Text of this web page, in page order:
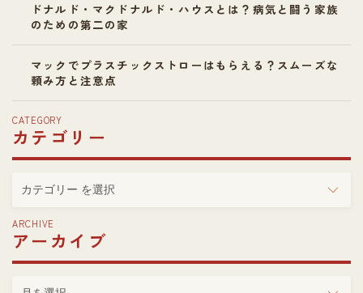
ドナルド・マクドナルド・ハウスとは？病気と闘う家族
のための第二の家
マックでプラスチックストローはもらえる？スムーズな
頼み方と注意点
CATEGORY
カテゴリー
テ
ゴ
リ
ー
ARCHIVE
アーカイブ
ア